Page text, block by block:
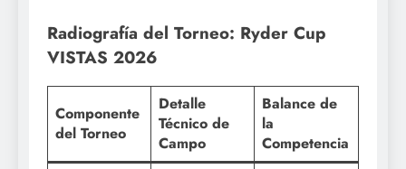
Radiografía del Torneo: Ryder Cup
VISTAS 2026
Componente
del Torneo
Detalle
Técnico de
Campo
Balance de
la
Competencia